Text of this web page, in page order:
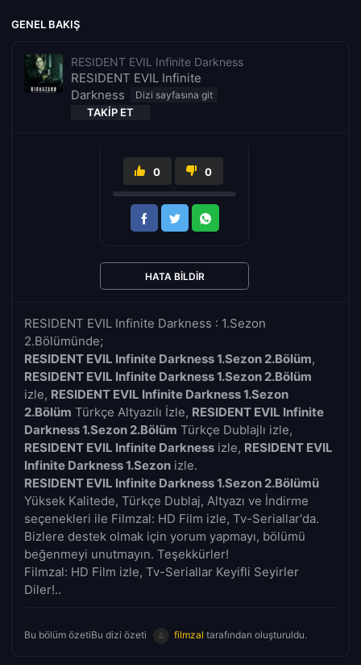
GENEL BAKIŞ
RESIDENT EVIL Infinite Darkness
RESIDENT EVIL Infinite
Darkness
TAKIP ET
RESIDENT EVIL Infinite Darkness : 1.Sezon
2.Bölümünde;
RESIDENT EVIL Infinite Darkness 1.Sezon 2.Bölüm,
RESIDENT EVIL Infinite Darkness 1.Sezon 2.Bölüm
izle, RESIDENT EVIL Infinite Darkness 1.Sezon
2.Bölüm Türkçe Altyazılı İzle, RESIDENT EVIL Infinite
Darkness 1.Sezon 2.Bölüm Türkçe Dublajlı izle,
RESIDENT EVIL Infinite Darkness izle, RESIDENT EVIL
Infinite Darkness 1.Sezon izle.
RESIDENT EVIL Infinite Darkness 1.Sezon 2.Bölümü
Yüksek Kalitede, Türkçe Dublaj, Altyazı ve İndirme
seçenekleri ile Filmzal: HD Film izle, Tv-Seriallar'da.
Bizlere destek olmak için yorum yapmayı, bölümü
beğenmeyi unutmayın. Teşekkürler!
Filmzal: HD Film izle, Tv-Seriallar Keyifli Seyirler
Diler!..
Bu bölüm özetiBu dizi özeti filmzal tarafından oluşturuldu.
0 0
HATA BILDIR